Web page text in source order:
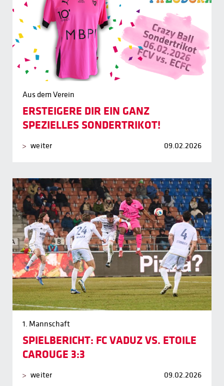
Aus dem Verein
ERSTEIGERE DIR EIN GANZ
SPEZIELLES SONDERTRIKOT!
weiter 09.02.2026
1. Mannschaft
SPIELBERICHT: FC VADUZ VS. ETOILE
CAROUGE 3:3
weiter 09.02.2026